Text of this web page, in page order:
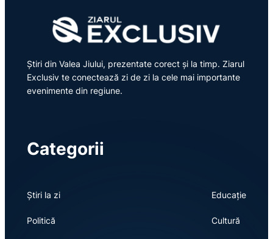
Știri din Valea Jiului, prezentate corect și la timp. Ziarul
Exclusiv te conectează zi de zi la cele mai importante
evenimente din regiune.
Categorii
Știri la zi
Politică
Educație
Cultură